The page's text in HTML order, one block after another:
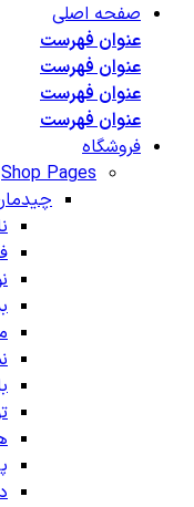
صفحه اصلی
عنوان فهرست
عنوان فهرست
عنوان فهرست
عنوان فهرست
فروشگاه
Shop Pages